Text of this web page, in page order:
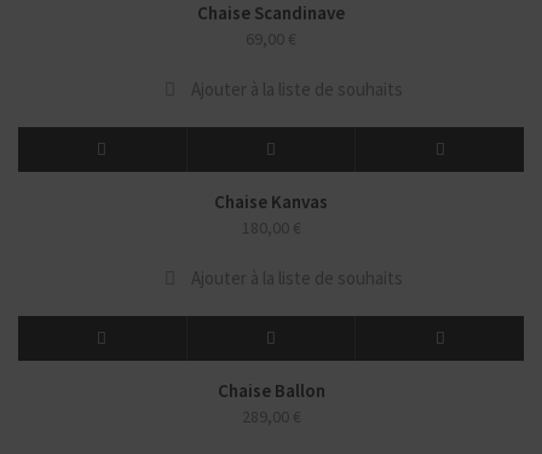
Chaise Scandinave
69,00 €
Ajouter à la liste de souhaits
Chaise Kanvas
180,00 €
Ajouter à la liste de souhaits
Chaise Ballon
289,00 €